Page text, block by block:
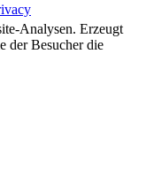
Analysen. Erzeugt
der Besucher die